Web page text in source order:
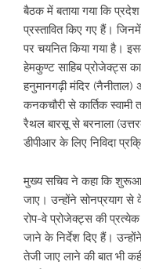
बैठक में बताया गया कि
प्रस्तावित किए गए हैं।
पर चयनित किया गया है।
हेमकुण्ट साहिब प्रोजेक्ट्स
हनुमानगढ़ी मंदिर
कनकचौरी से कार्तिक स्वामी
रैथल बारसू से बरनाला
डीपीआर के लिए निविदा
मुख्य सचिव ने कहा कि
जाए। उन्होंने सोनप्रयाग से
रोप-वे प्रोजेक्ट्स की
जाने के निर्देश दिए हैं।
तेजी जाए लाने की बात भी